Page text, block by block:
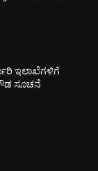
ಇಲಾಖೆಗಳಿಗೆ
ಸೂಚನೆ